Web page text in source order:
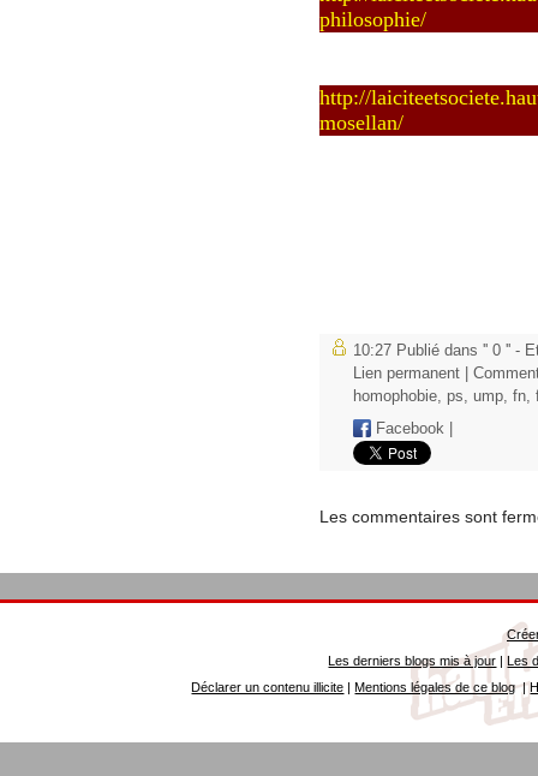
philosophie/
http://
mosellan/
10:27 Publié dans '' 0 '' -
Lien permanent
homophobie
ps ump fn
Facebook
Les commentaires sont
Les derniers blogs mis à jour |Les
Déclarer un contenu illicite |Mentions légales de ce blog|